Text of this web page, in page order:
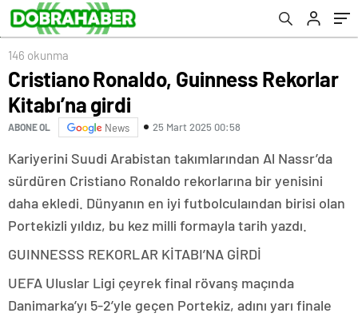
146 okunma
Cristiano Ronaldo, Guinness Rekorlar
Kitabı’na girdi
ABONE OL News 25 Mart 2025 00:58
Kariyerini Suudi Arabistan takımlarından Al Nassr’da
sürdüren Cristiano Ronaldo rekorlarına bir yenisini
daha ekledi. Dünyanın en iyi futbolculaından birisi olan
Portekizli yıldız, bu kez milli formayla tarih yazdı.
GUINNESSS REKORLAR KİTABI’NA GİRDİ
UEFA Uluslar Ligi çeyrek final rövanş maçında
Danimarka’yı 5-2’yle geçen Portekiz, adını yarı finale